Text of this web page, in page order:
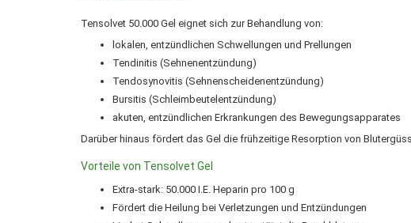
Tensolvet 50.000 Gel eignet sich zur Behandlung von:
lokalen, entzündlichen Schwellungen und Prellungen
Tendinitis (Sehnenentzündung)
Tendosynovitis (Sehnenscheidenentzündung)
Bursitis (Schleimbeutelentzündung)
akuten, entzündlichen Erkrankungen des Bewegungsapparates
Darüber hinaus fördert das Gel die frühzeitige Resorption von
Vorteile von Tensolvet Gel
Extra-stark: 50.000 I.E. Heparin pro 100 g
Fördert die Heilung bei Verletzungen und Entzündungen